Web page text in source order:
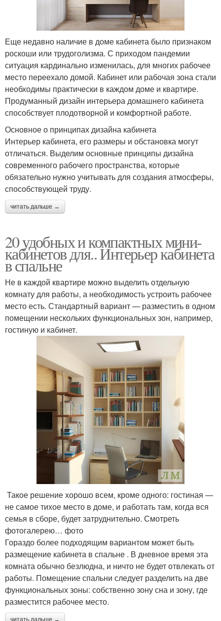
Еще недавно наличие в доме кабинета было признаком
роскоши или трудоголизма. С приходом пандемии
ситуация кардинально изменилась, для многих рабочее
место переехало домой. Кабинет или рабочая зона стали
необходимы практически в каждом доме и квартире.
Продуманный дизайн интерьера домашнего кабинета
способствует плодотворной и комфортной работе.
Основное о принципах дизайна кабинета
Интерьер кабинета, его размеры и обстановка могут
отличаться. Выделим основные принципы дизайна
современного рабочего пространства, которые
обязательно нужно учитывать для создания атмосферы,
способствующей труду.
читать дальше →
20 удобных и компактных мини-
кабинетов для.. Интерьер кабинета
в спальне
Не в каждой квартире можно выделить отдельную
комнату для работы, а необходимость устроить рабочее
место есть. Стандартный вариант — разместить в одном
помещении нескольких функциональных зон, например,
гостиную и кабинет.
Такое решение хорошо всем, кроме одного: гостиная —
не самое тихое место в доме, и работать там, когда вся
семья в сборе, будет затруднительно. Смотреть
фотогалерею… фото
Гораздо более подходящим вариантом может быть
размещение кабинета в спальне . В дневное время эта
комната обычно безлюдна, и ничто не будет отвлекать от
работы. Помещение спальни следует разделить на две
функциональных зоны: собственно зону сна и зону, где
разместится рабочее место.
читать дальше →